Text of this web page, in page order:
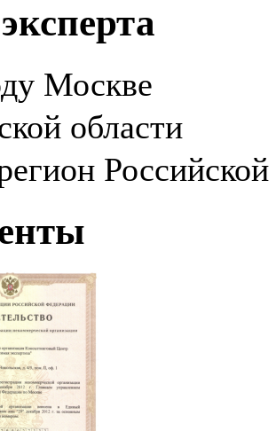
Москве
области